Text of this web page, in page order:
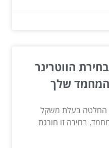
הווטרינר
המחמד שלך
החלטה בעלת משקל
בחירה זו חורגת